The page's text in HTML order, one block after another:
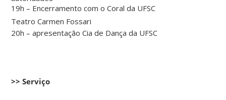
19h – Encerramento com o Coral da UFSC
Teatro Carmen Fossari
20h – apresentação Cia de Dança da UFSC
>> Serviço